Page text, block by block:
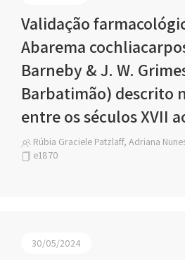
Validação
Abarema
Barneby & J. W.
Barbatimão) descrito
entre os séculos XVII
Rúbia Graciele Patzlaff, Adriana
e1870
30/05/2024